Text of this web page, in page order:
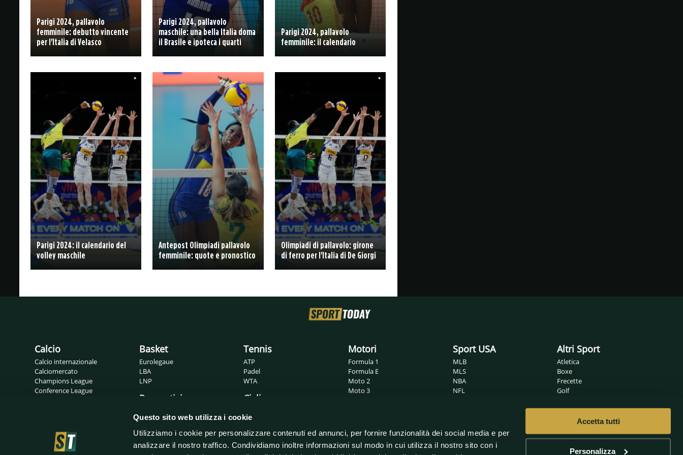
Questo sito web utilizza i cookie
Utilizziamo i cookie per personalizzare contenuti ed annunci, per fornire funzionalità dei social media e per
analizzare il nostro traffico. Condividiamo inoltre informazioni sul modo in cui utilizza il nostro sito con i
Accetta tutti
Personalizza
Parigi 2024, pallavolo
femminile: debutto vincente
per l'Italia di Velasco
Parigi 2024, pallavolo
maschile: una bella Italia doma
il Brasile e ipoteca i quarti
Parigi 2024, pallavolo
femminile: il calendario
Parigi 2024: il calendario del
volley maschile
Antepost Olimpiadi pallavolo
femminile: quote e pronostico
Olimpiadi di pallavolo: girone
di ferro per l'Italia di De Giorgi
Calcio
Calcio internazionale
Calciomercato
Champions League
Conference League
Basket
Eurolegaue
LBA
LNP
Pronostici
Gossip
Tennis
ATP
Padel
WTA
Ciclismo
Tour de France
Motori
Formula 1
Formula E
Moto 2
Moto 3
Sport USA
MLB
MLS
NBA
NFL
Oscar
Altri Sport
Atletica
Boxe
Frecette
Golf
MMA
Pallanuoto
Pallavolo